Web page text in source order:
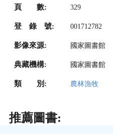
頁 數: 329
登 錄 號: 001712782
影像來源: 國家圖書館
典藏機構: 國家圖書館
類 別: 農林漁牧
推薦圖書: